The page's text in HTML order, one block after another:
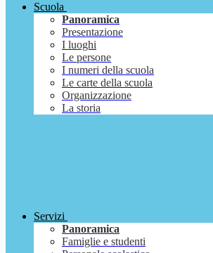
Scuola
Panoramica
Presentazione
I luoghi
Le persone
I numeri della scuola
Le carte della scuola
Organizzazione
La storia
Servizi
Panoramica
Famiglie e studenti